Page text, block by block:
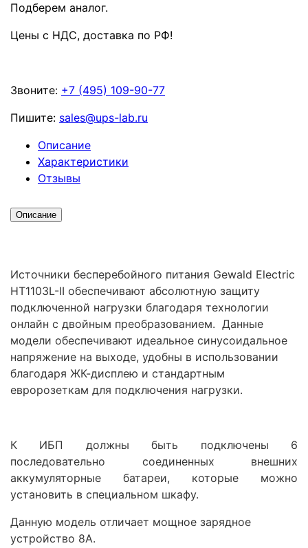
Подберем аналог.
Цены с НДС, доставка по РФ!
Звоните: +7 (495) 109-90-77
Пишите: sales@ups-lab.ru
Описание
Характеристики
Отзывы
Описание
Источники бесперебойного питания Gewald Electric
HT1103L-II обеспечивают абсолютную защиту
подключенной нагрузки благодаря технологии
онлайн с двойным преобразованием. Данные
модели обеспечивают идеальное синусоидальное
напряжение на выходе, удобны в использовании
благодаря ЖК-дисплею и стандартным
евророзеткам для подключения нагрузки.
К ИБП должны быть подключены 6
последовательно соединенных внешних
аккумуляторные батареи, которые можно
установить в специальном шкафу.
Данную модель отличает мощное зарядное
устройство 8А.